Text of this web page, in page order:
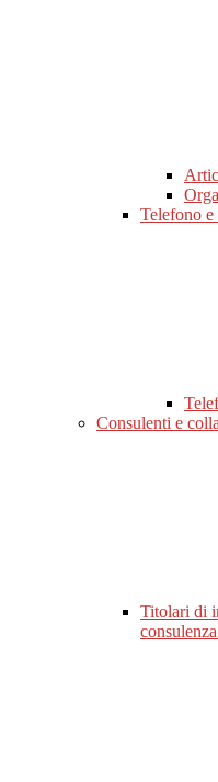
Telefono e
Consulenti e
Titolari di
consulenza